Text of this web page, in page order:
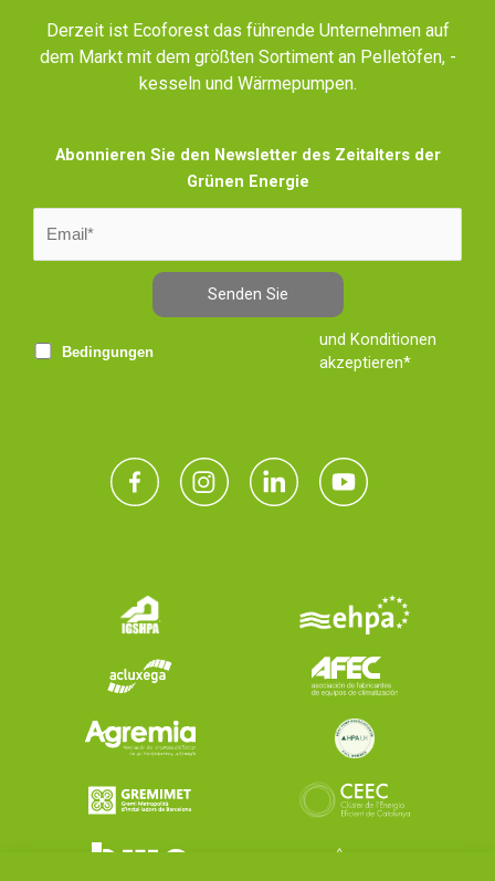
Derzeit ist Ecoforest das führende Unternehmen auf
dem Markt mit dem größten Sortiment an Pelletöfen, -
kesseln und Wärmepumpen.
Abonnieren Sie den Newsletter des Zeitalters der
Grünen Energie
Senden Sie
Bedingungen
und Konditionen
akzeptieren*